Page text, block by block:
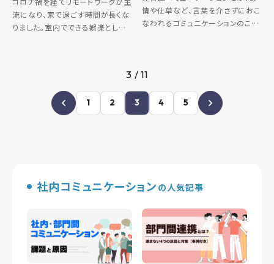
流になり、家で過ごす時間が長くな
りました。室内でできる娯楽として、
情や仕草など、言葉を介さずにおこ
なわれるコミュニケーションのこと
取っていることが多々ありま […]
3 / 11
1 2 3 4 5
社内コミュニケーション の人気記事